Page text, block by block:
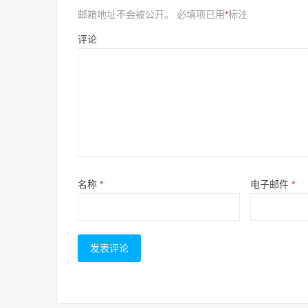
邮箱地址不会被公开。 必填项已用*标注
评论
名称 * 电子邮件 *